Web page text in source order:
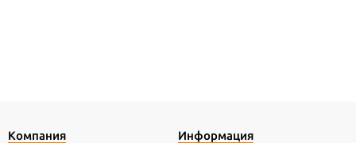
Компания Информация